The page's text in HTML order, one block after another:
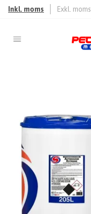
Inkl. moms Exkl. moms